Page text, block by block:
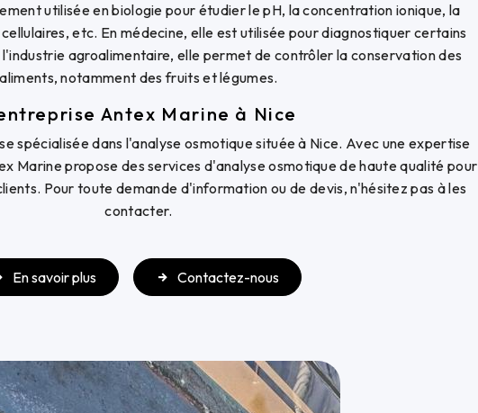
utilisée en biologie pour étudier le pH, la concentration ionique, la
etc. En médecine, elle est utilisée pour diagnostiquer certains
agroalimentaire, elle permet de contrôler la conservation des
aliments, notamment des fruits et légumes.
Antex Marine à Nice
spécialisée dans l'analyse osmotique située à Nice. Avec une expertise
Marine propose des services d'analyse osmotique de haute qualité pour
Pour toute demande d'information ou de devis, n'hésitez pas à les
contacter.
En savoir plus Contactez-nous